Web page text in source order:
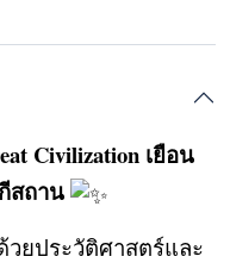
Civilization เยือน
สถาน
วยประวัติศาสตร์และ